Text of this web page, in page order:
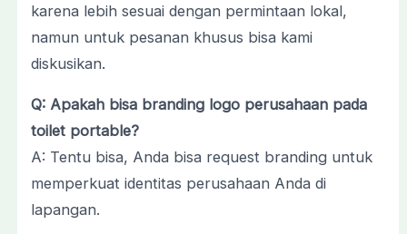
karena lebih sesuai dengan permintaan lokal,
namun untuk pesanan khusus bisa kami
diskusikan.
Q: Apakah bisa branding logo perusahaan pada
toilet portable?
A: Tentu bisa, Anda bisa request branding untuk
memperkuat identitas perusahaan Anda di
lapangan.